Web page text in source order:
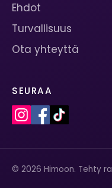
Ehdot
Turvallisuus
Ota yhteyttä
SEURAA
© 2026 Himoon. Tehty